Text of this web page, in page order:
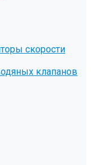
скорости
клапанов